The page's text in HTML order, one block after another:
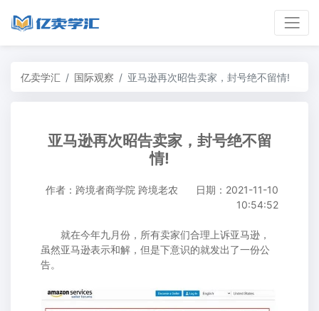
亿卖学汇 国际观察 亚马逊再次昭告卖家，封号绝不留情!
亚马逊再次昭告卖家，封号绝不留
情!
作者：跨境者商学院 跨境老农
日期：2021-11-10
10:54:52
就在今年九月份，所有卖家们合理上诉亚马逊，
虽然亚马逊表示和解，但是下意识的就发出了一份公
告。